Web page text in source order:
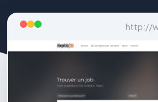
http://